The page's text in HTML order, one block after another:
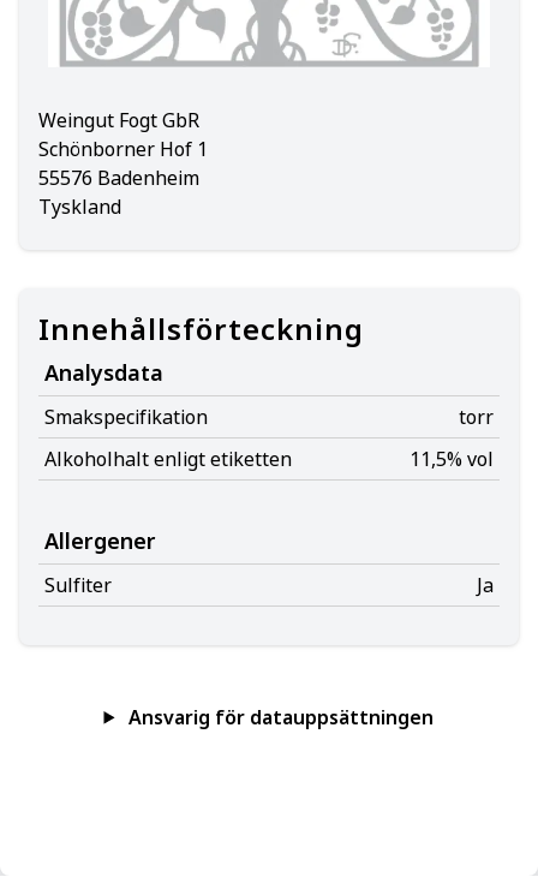
Weingut Fogt GbR
Schönborner Hof 1
55576 Badenheim
Tyskland
Innehållsförteckning
Analysdata
Smakspecifikation
torr
Alkoholhalt enligt etiketten
11,5% vol
Allergener
Sulfiter Ja
Ansvarig för datauppsättningen